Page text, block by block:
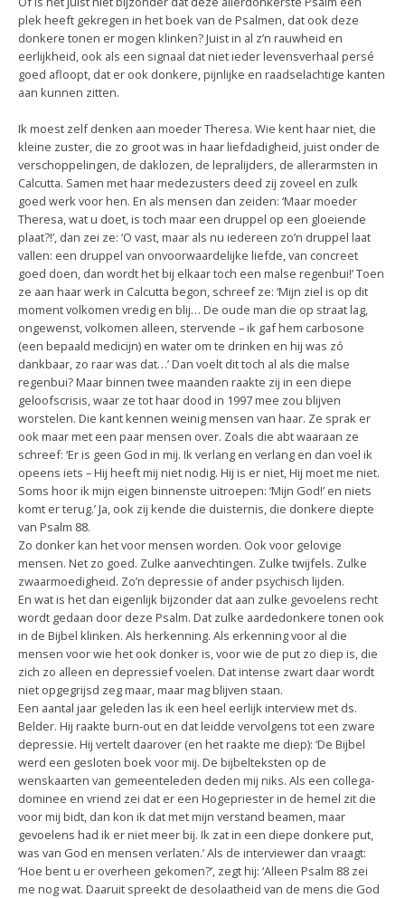
plek heeft gekregen in het boek van de Psalmen, dat ook deze
donkere tonen er mogen klinken? Juist in al z’n rauwheid en
eerlijkheid, ook als een signaal dat niet ieder levensverhaal persé
goed afloopt, dat er ook donkere, pijnlijke en raadselachtige kanten
aan kunnen zitten.
Ik moest zelf denken aan moeder Theresa. Wie kent haar niet, die
kleine zuster, die zo groot was in haar liefdadigheid, juist onder de
verschoppelingen, de daklozen, de lepralijders, de allerarmsten in
Calcutta. Samen met haar medezusters deed zij zoveel en zulk
goed werk voor hen. En als mensen dan zeiden: ‘Maar moeder
Theresa, wat u doet, is toch maar een druppel op een gloeiende
plaat?!’, dan zei ze: ‘O vast, maar als nu iedereen zo’n druppel laat
vallen: een druppel van onvoorwaardelijke liefde, van concreet
goed doen, dan wordt het bij elkaar toch een malse regenbui!’ Toen
ze aan haar werk in Calcutta begon, schreef ze: ‘Mijn ziel is op dit
moment volkomen vredig en blij… De oude man die op straat lag,
ongewenst, volkomen alleen, stervende – ik gaf hem carbosone
(een bepaald medicijn) en water om te drinken en hij was zó
dankbaar, zo raar was dat…’ Dan voelt dit toch al als die malse
regenbui? Maar binnen twee maanden raakte zij in een diepe
geloofscrisis, waar ze tot haar dood in 1997 mee zou blijven
worstelen. Die kant kennen weinig mensen van haar. Ze sprak er
ook maar met een paar mensen over. Zoals die abt waaraan ze
schreef: ‘Er is geen God in mij. Ik verlang en verlang en dan voel ik
opeens iets – Hij heeft mij niet nodig. Hij is er niet, Hij moet me niet.
Soms hoor ik mijn eigen binnenste uitroepen: ‘Mijn God!’ en niets
komt er terug.’ Ja, ook zij kende die duisternis, die donkere diepte
van Psalm 88.
Zo donker kan het voor mensen worden. Ook voor gelovige
mensen. Net zo goed. Zulke aanvechtingen. Zulke twijfels. Zulke
zwaarmoedigheid. Zo’n depressie of ander psychisch lijden.
En wat is het dan eigenlijk bijzonder dat aan zulke gevoelens recht
wordt gedaan door deze Psalm. Dat zulke aardedonkere tonen ook
in de Bijbel klinken. Als herkenning. Als erkenning voor al die
mensen voor wie het ook donker is, voor wie de put zo diep is, die
zich zo alleen en depressief voelen. Dat intense zwart daar wordt
niet opgegrijsd zeg maar, maar mag blijven staan.
Een aantal jaar geleden las ik een heel eerlijk interview met ds.
Belder. Hij raakte burn-out en dat leidde vervolgens tot een zware
depressie. Hij vertelt daarover (en het raakte me diep): ‘De Bijbel
werd een gesloten boek voor mij. De bijbelteksten op de
wenskaarten van gemeenteleden deden mij niks. Als een collega-
dominee en vriend zei dat er een Hogepriester in de hemel zit die
voor mij bidt, dan kon ik dat met mijn verstand beamen, maar
gevoelens had ik er niet meer bij. Ik zat in een diepe donkere put,
was van God en mensen verlaten.’ Als de interviewer dan vraagt:
‘Hoe bent u er overheen gekomen?’, zegt hij: ‘Alleen Psalm 88 zei
me nog wat. Daaruit spreekt de desolaatheid van de mens die God